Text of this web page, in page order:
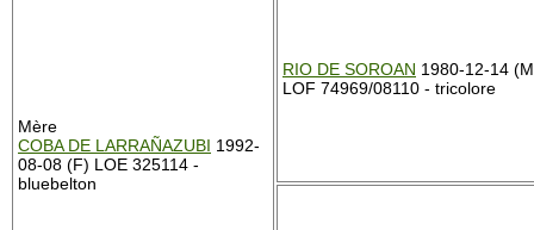
Mère
COBA DE LARRAÑAZUBI 1992-
08-08 (F) LOE 325114 -
bluebelton
RIO DE SOROAN 1980-12-14
LOF 74969/08110 - tricolore